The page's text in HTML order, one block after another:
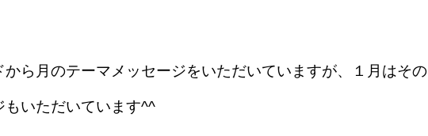
から月のテーマメッセージをいただいていますが、１月はその
いただいています^^